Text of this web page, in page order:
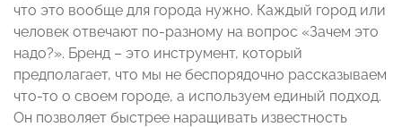
что это вообще для города нужно. Каждый город или
человек отвечают по-разному на вопрос «Зачем это
надо?». Бренд – это инструмент, который
предполагает, что мы не беспорядочно рассказываем
что-то о своем городе, а используем единый подход.
Он позволяет быстрее наращивать известность